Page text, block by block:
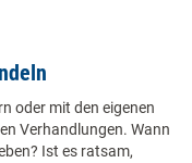
oder mit den eigenen
Verhandlungen. Wann
Ist es ratsam,